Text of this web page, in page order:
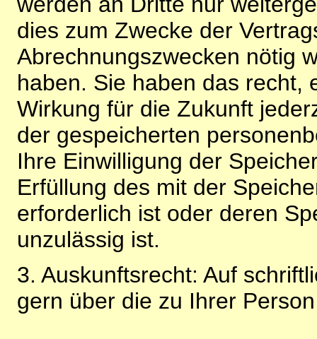
dies zum Zwecke der
Abrechnungszwecken nötig
haben. Sie haben das recht,
Wirkung für die Zukunft
der gespeicherten
Ihre Einwilligung der
Erfüllung des mit der
erforderlich ist oder deren
unzulässig ist.
3. Auskunftsrecht: Auf
gern über die zu Ihrer